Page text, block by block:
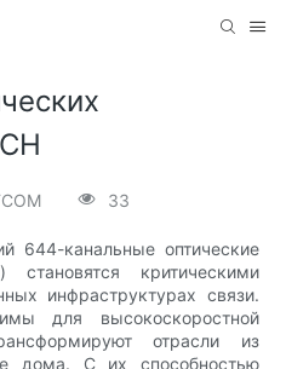
33
644-канальные оптические
критическими
инфраструктурах связи.
для высокоскоростной
отрасли из
дома. С их способностью